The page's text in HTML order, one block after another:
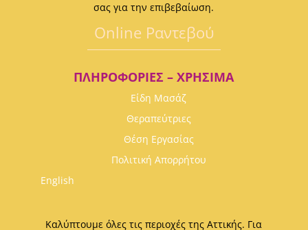
σας για την επιβεβαίωση.
Οnline Ραντεβού
ΠΛΗΡΟΦΟΡΊΕΣ – ΧΡΉΣΙΜΑ
Είδη Μασάζ
Θεραπεύτριες
Θέση Εργασίας
Πολιτική Απορρήτου
English
Καλύπτουμε όλες τις περιοχές της Αττικής. Για